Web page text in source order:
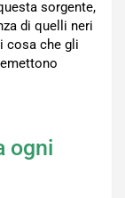
sorgente,
di quelli neri
cosa che gli
ogni